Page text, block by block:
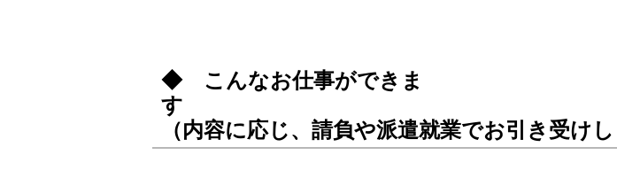
◆ こんなお仕事ができま
（内容に応じ、請負や派遣就業でお引き受けし